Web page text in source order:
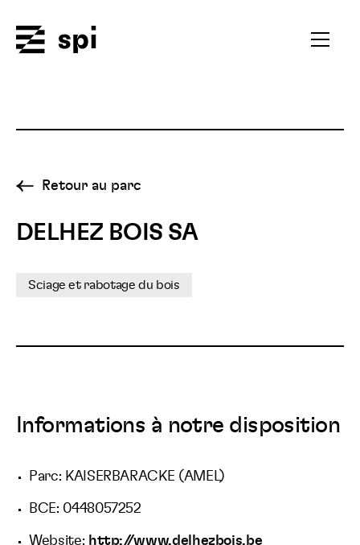
Ouvrir
Retour au parc
DELHEZ BOIS SA
Sciage et rabotage du bois
Informations à notre disposition
Parc: KAISERBARACKE (AMEL)
BCE: 0448057252
Website: http://www.delhezbois.be